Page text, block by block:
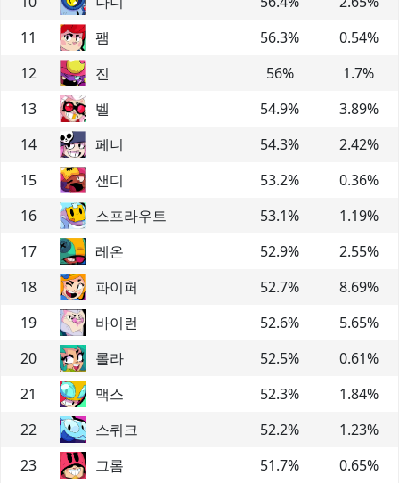
11
팸 56.3% 0.54%
12
진 56% 1.7%
13
벨 54.9% 3.89%
14
페니 54.3% 2.42%
15
샌디 53.2% 0.36%
16
스프라우트 53.1% 1.19%
17
레온 52.9% 2.55%
18
파이퍼 52.7% 8.69%
19
바이런 52.6% 5.65%
20
롤라 52.5% 0.61%
21
맥스 52.3% 1.84%
22
스퀴크 52.2% 1.23%
23
그롬 51.7% 0.65%